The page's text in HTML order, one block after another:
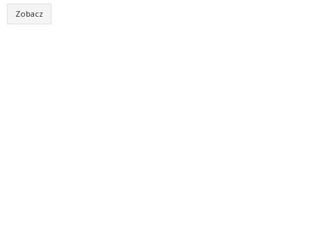
Zobacz